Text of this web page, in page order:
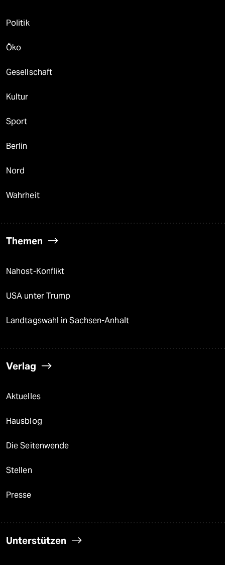
Politik
Öko
Gesellschaft
Kultur
Sport
Berlin
Nord
Wahrheit
Themen
Nahost-Konflikt
USA unter Trump
Landtagswahl in Sachsen-Anhalt
Verlag
Aktuelles
Hausblog
Die Seitenwende
Stellen
Presse
Unterstützen